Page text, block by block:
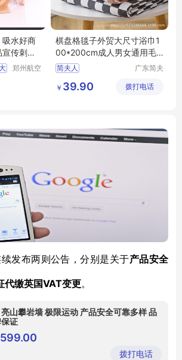
吸水好商
传刺绣l
郑州航空
棋盘格毯子外贸大尺寸浴巾1
00*200cm成人男女通用毛
巾毯
简夫人
广东简夫
限公司
￥ 39.90 拨打电话
发布两则公告，分别是关于产品安全
代缴英国VAT变更。
亮山攀岩墙 极限运动 产品安全可靠多样 品
证
599.00
拨打电话